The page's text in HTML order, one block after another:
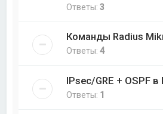
Ответы:3
Команды Radius
Ответы:4
IPsec/GRE + OSPF в
Ответы: 1